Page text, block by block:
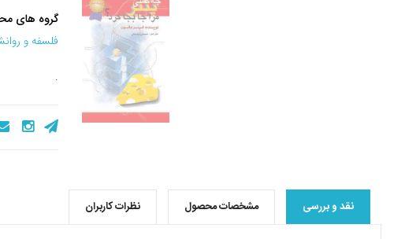
گروه های
فلسفه و
.
نقد و بررسی مشخصات محصول نظرات کاربران